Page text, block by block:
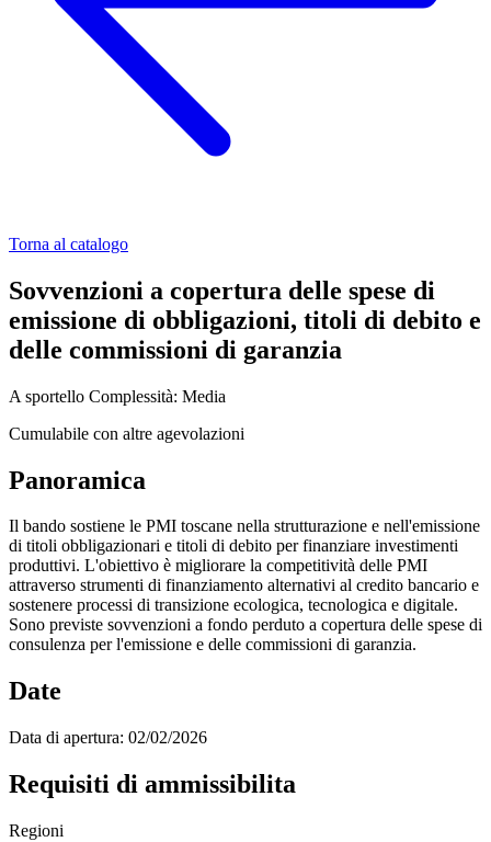
Torna al catalogo
Sovvenzioni a copertura delle spese di
emissione di obbligazioni, titoli di debito e
delle commissioni di garanzia
A sportello Complessità: Media
Cumulabile con altre agevolazioni
Panoramica
Il bando sostiene le PMI toscane nella strutturazione e nell'emissione
di titoli obbligazionari e titoli di debito per finanziare investimenti
produttivi. L'obiettivo è migliorare la competitività delle PMI
attraverso strumenti di finanziamento alternativi al credito bancario e
sostenere processi di transizione ecologica, tecnologica e digitale.
Sono previste sovvenzioni a fondo perduto a copertura delle spese di
consulenza per l'emissione e delle commissioni di garanzia.
Date
Data di apertura: 02/02/2026
Requisiti di ammissibilita
Regioni